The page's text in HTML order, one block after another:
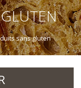
sans gluten